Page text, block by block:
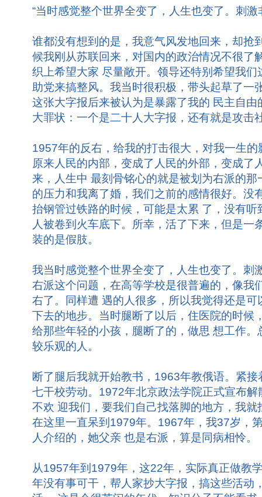
“当时感觉整个世界全变了，人生也变了。刺激
谁都没有想到的是，我意气风发地回来，却抢
候我刚从苏联回来，对国内的政治情况不很了
织上希望大家 尽量敞开。领导还特别希望我
助党来搞整风。我当时很积极，带头起草了一
这张大字报后来被认为是暴露了我的 民主自
大罪状：一个是二十人大字报，还有就是攻击
1957年的反右，给我的打击很大，对我一生
原来人民的内部，变成了人民的外部，变成了
来，人生中 最刻骨铭心的就是被划为右派的
的压力和我离了婚，我们之前的感情很好。没
抬钢管过铁路的时候，可能是太累 了，没有
人被卷到火车底下。所幸，活了下来，但是一
装的是假肢。
我当时感觉整个世界全变了，人生也变了。刺
右派这个问题，在高等学校是很普遍的，像我
右了。同样遭 遇的人很多，所以我觉得还是
下去的地步。当时腿断了以后，住医院的时候
给那些年轻的小孩，腿断了的，做思 想工作
较乐观的人。
断了腿后我就开始教书，1963年教俄语。紧接
七干校劳动。1972年北京政法学院正式宣布
不欢 迎我们，要我们自己找落脚的地方，我
在这里一直呆到1979年。1967年，我37岁，
人介绍的，她父亲 也是右派，算是同病相怜。
从1957年到1979年，这22年，实际真正做教
年没有事可干，帮人家抄大字报，搞这些活动